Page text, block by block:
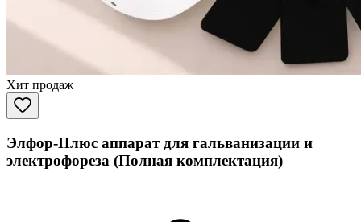
Хит продаж
Элфор-Плюс аппарат для гальванизации и
электрофореза (Полная комплектация)